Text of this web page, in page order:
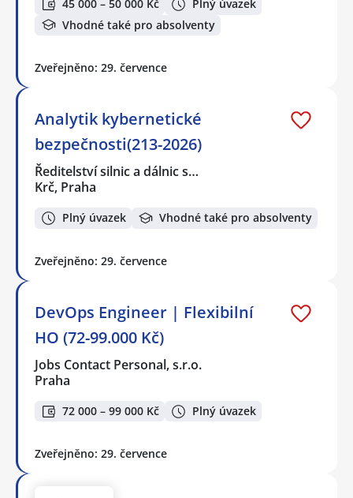
45 000 – 50 000 Kč
Plný úvazek
Vhodné také pro absolventy
Zveřejněno: 29. července
Analytik kybernetické
bezpečnosti(213-2026)
Ředitelství silnic a dálnic s…
Krč, Praha
Plný úvazek Vhodné také pro absolventy
Zveřejněno: 29. července
DevOps Engineer | Flexibilní
HO (72-99.000 Kč)
Jobs Contact Personal, s.r.o.
Praha
72 000 – 99 000 Kč Plný úvazek
Zveřejněno: 29. července